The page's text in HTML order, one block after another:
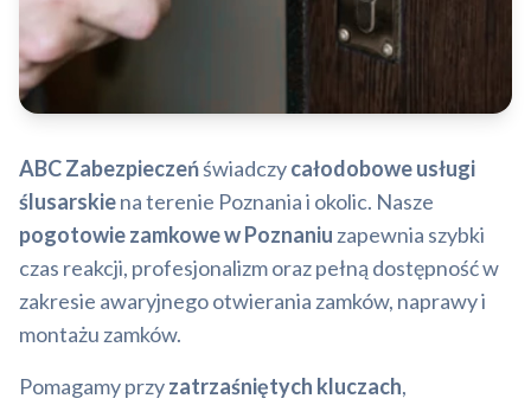
ABC Zabezpieczeńświadczycałodobowe usługi
ślusarskiena terenie Poznania i okolic. Nasze
pogotowie zamkowe w Poznaniu zapewnia szybki
czas reakcji, profesjonalizm oraz pełną dostępność w
zakresie awaryjnego otwierania zamków, naprawy i
montażu zamków.
Pomagamy przyzatrzaśniętych kluczach,